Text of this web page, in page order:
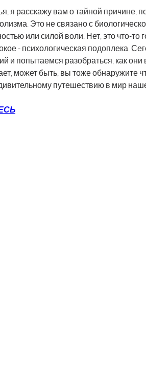
я расскажу вам о тайной причине,
Это не связано с
или силой воли. Нет, это что-то
- психологическая подоплека.
и попытаемся разобраться, как
может быть, вы тоже обнаружите
путешествию в мир